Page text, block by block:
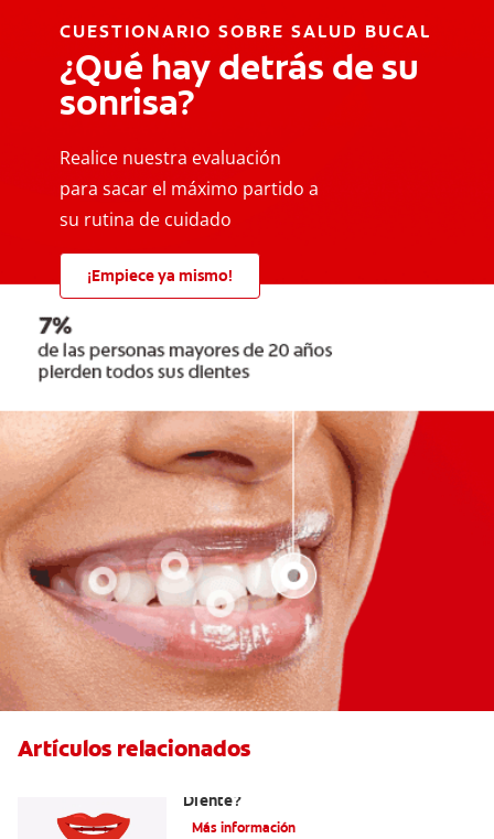
CUESTIONARIO SOBRE SALUD BUCAL
¿Qué hay detrás de su
sonrisa?
Realice nuestra evaluación
para sacar el máximo partido a
su rutina de cuidado
¡Empiece ya mismo!
Artículos relacionados
Diente?
Más información